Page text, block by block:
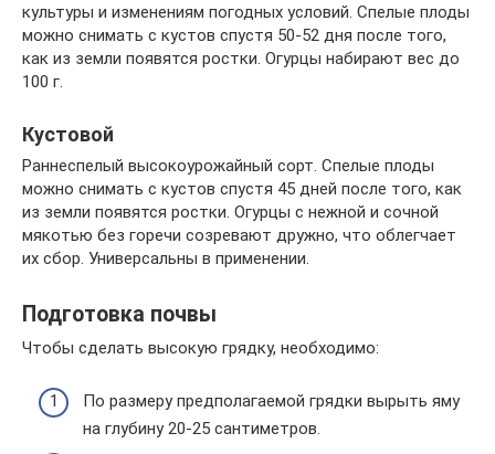
культуры и изменениям погодных условий. Спелые плоды
можно снимать с кустов спустя 50-52 дня после того,
как из земли появятся ростки. Огурцы набирают вес до
100 г.
Кустовой
Раннеспелый высокоурожайный сорт. Спелые плоды
можно снимать с кустов спустя 45 дней после того, как
из земли появятся ростки. Огурцы с нежной и сочной
мякотью без горечи созревают дружно, что облегчает
их сбор. Универсальны в применении.
Подготовка почвы
Чтобы сделать высокую грядку, необходимо:
По размеру предполагаемой грядки вырыть яму
на глубину 20-25 сантиметров.